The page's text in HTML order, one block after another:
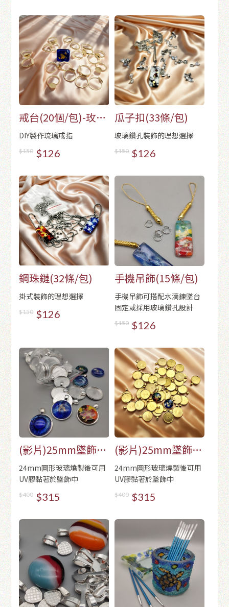
戒台(20個/包)-玫瑰
金
DIY製作琉璃戒指
$150 $126
瓜子扣(33條/包)
玻璃鑽孔裝飾的理想選擇
$150 $126
鋼珠鏈(32條/包)
掛式裝飾的理想選擇
$150 $126
手機吊飾(15條/包)
手機吊飾可搭配水滴鍊墜台
固定或採用玻璃鑽孔設計
$150 $126
(影片)25mm墜飾
(50個/包)-銀色
24mm圓形玻璃燒製後可用
UV膠黏著於墜飾中
$400 $315
(影片)25mm墜飾
(50個/包)-金色
24mm圓形玻璃燒製後可用
UV膠黏著於墜飾中
$400 $315